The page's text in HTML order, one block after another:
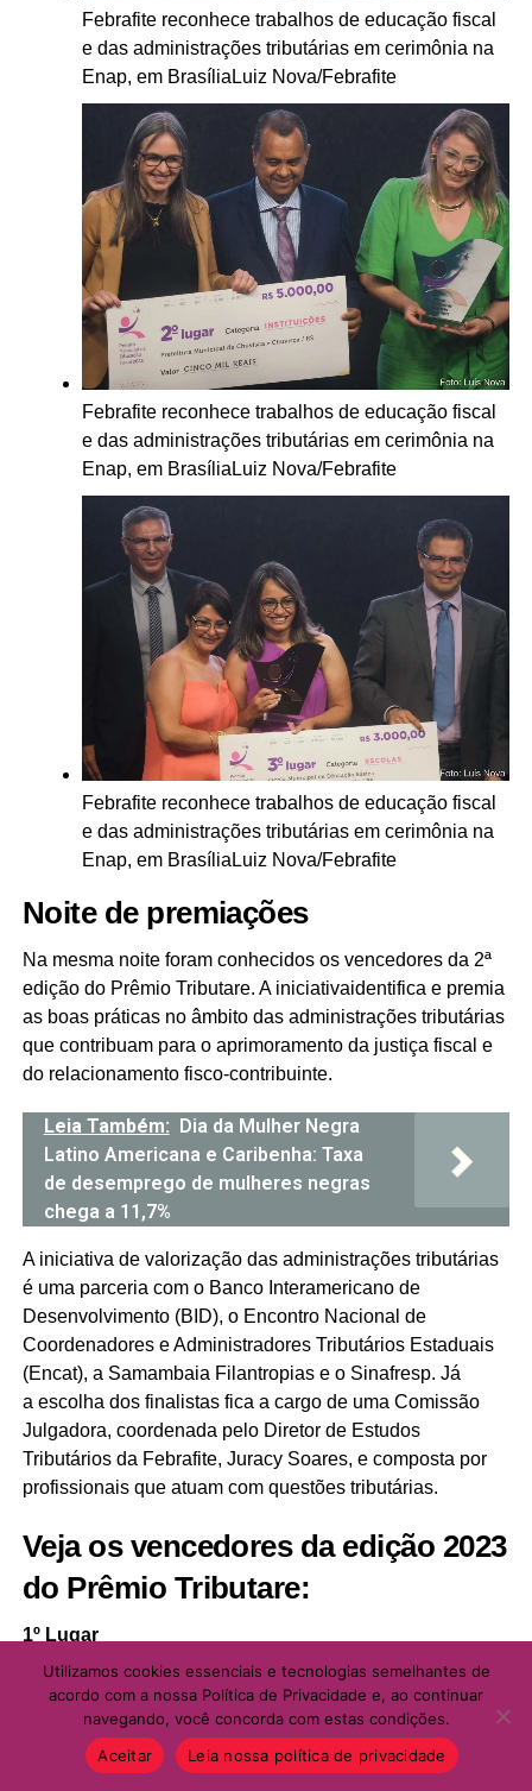
Febrafite reconhece trabalhos de educação fiscal
e das administrações tributárias em cerimônia na
Enap, em Brasília Luiz Nova/Febrafite
Febrafite reconhece trabalhos de educação fiscal
e das administrações tributárias em cerimônia na
Enap, em Brasília Luiz Nova/Febrafite
Febrafite reconhece trabalhos de educação fiscal
e das administrações tributárias em cerimônia na
Enap, em Brasília Luiz Nova/Febrafite
Noite de premiações
Na mesma noite foram conhecidos os vencedores da 2ª
edição do Prêmio Tributare. A iniciativaidentifica e premia
as boas práticas no âmbito das administrações tributárias
que contribuam para o aprimoramento da justiça fiscal e
do relacionamento fisco-contribuinte.
Leia Também: Dia da Mulher Negra
Latino Americana e Caribenha: Taxa
de desemprego de mulheres negras
chega a 11,7%
A iniciativa de valorização das administrações tributárias
é uma parceria com o Banco Interamericano de
Desenvolvimento (BID), o Encontro Nacional de
Coordenadores e Administradores Tributários Estaduais
(Encat), a Samambaia Filantropias e o Sinafresp. Já
a escolha dos finalistas fica a cargo de uma Comissão
Julgadora, coordenada pelo Diretor de Estudos
Tributários da Febrafite, Juracy Soares, e composta por
profissionais que atuam com questões tributárias.
Veja os vencedores da edição 2023
do Prêmio Tributare:
1º Lugar
Nota Fiscal Fácil, da Secretaria de Fazenda do Rio
Grande do Sul;
Utilizamos cookies essenciais e tecnologias semelhantes de
acordo com a nossa Política de Privacidade e, ao continuar
navegando, você concorda com estas condições.
Aceitar
Leia nossa política de privacidade